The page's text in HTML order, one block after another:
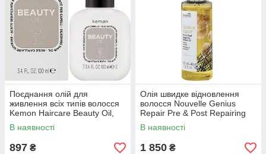
Поєднання олій для
живлення всіх типів волосся
Kemon Haircare Beauty Oil,
100 мл
В наявності
897 ₴
Олія швидке відновлення
волосся Nouvelle Genius
Repair Pre & Post Repairing
Routine, 100 мл
В наявності
1 850 ₴